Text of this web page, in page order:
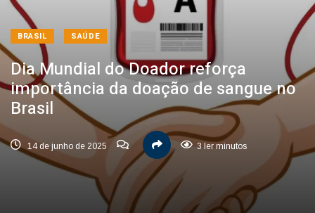
BRASIL SAÚDE
Dia Mundial do Doador reforça
importância da doação de sangue no
Brasil
14 de junho de 2025 3 ler minutos